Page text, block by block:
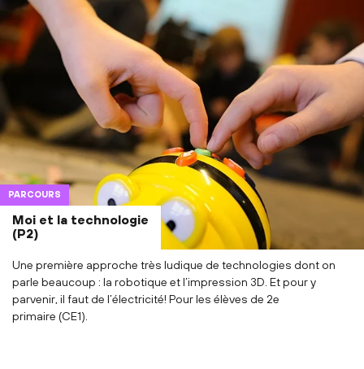
Moi et la technologie
(P2)
PARCOURS
Une première approche très ludique de technologies dont on
parle beaucoup : la robotique et l’impression 3D. Et pour y
parvenir, il faut de l’électricité! Pour les élèves de 2e
primaire (CE1).